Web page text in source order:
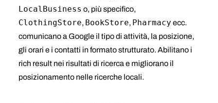
LocalBusiness o, più specifico,
ClothingStore, BookStore, Pharmacy ecc.
comunicano a Google il tipo di attività, la posizione,
gli orari e i contatti in formato strutturato. Abilitano i
rich result nei risultati di ricerca e migliorano il
posizionamento nelle ricerche locali.